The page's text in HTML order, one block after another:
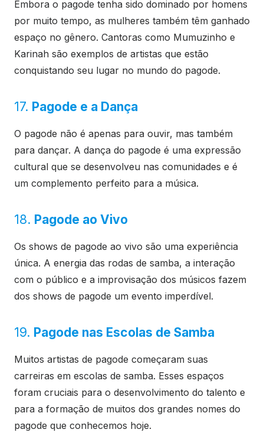
Embora o pagode tenha sido dominado por homens
por muito tempo, as mulheres também têm ganhado
espaço no gênero. Cantoras como Mumuzinho e
Karinah são exemplos de artistas que estão
conquistando seu lugar no mundo do pagode.
17. Pagode e a Dança
O pagode não é apenas para ouvir, mas também
para dançar. A dança do pagode é uma expressão
cultural que se desenvolveu nas comunidades e é
um complemento perfeito para a música.
18. Pagode ao Vivo
Os shows de pagode ao vivo são uma experiência
única. A energia das rodas de samba, a interação
com o público e a improvisação dos músicos fazem
dos shows de pagode um evento imperdível.
19. Pagode nas Escolas de Samba
Muitos artistas de pagode começaram suas
carreiras em escolas de samba. Esses espaços
foram cruciais para o desenvolvimento do talento e
para a formação de muitos dos grandes nomes do
pagode que conhecemos hoje.